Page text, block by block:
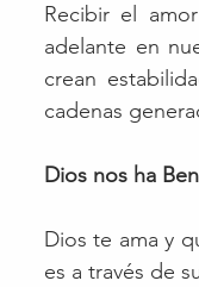
Recibir el
adelante en
crean
cadenas
Dios nos ha
Dios te ama y
es a través de